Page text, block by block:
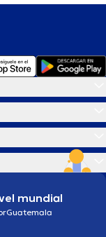
mundial
Guatemala